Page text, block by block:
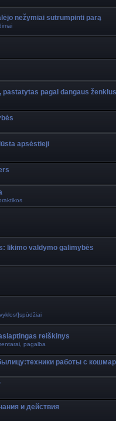
nežymiai sutrumpinti parą
pagal dangaus ženklus
apsėstieji
likimo valdymo galimybės
Įspūdžiai
reiškinys
pagalba
работы с
и действия